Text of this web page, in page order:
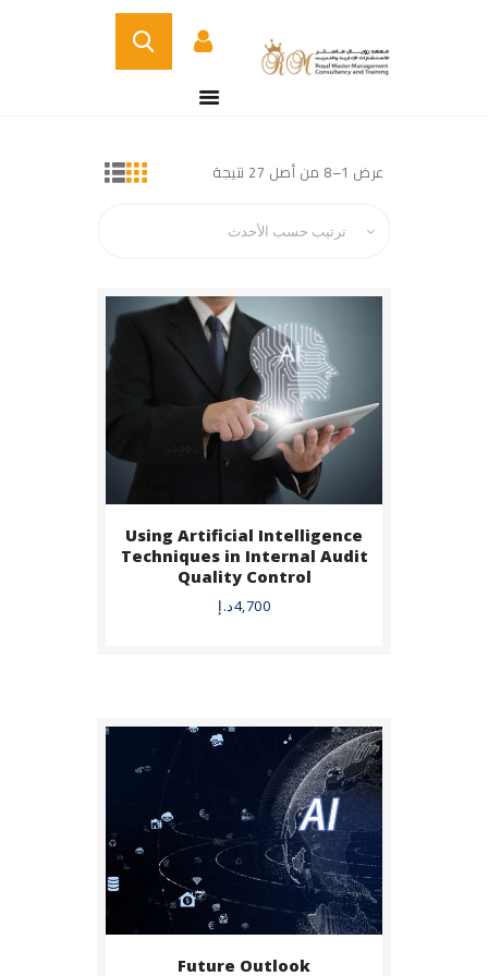
من نحن
CERTIFICATE
VERIFICATION PAGE
عرض 1–8 من أصل 27 نتيجة
Using Artificial Intelligence
Techniques in Internal Audit
Quality Control
4,700د.إ
BUY NOW
DETAILS
Future Outlook
BUY NOW